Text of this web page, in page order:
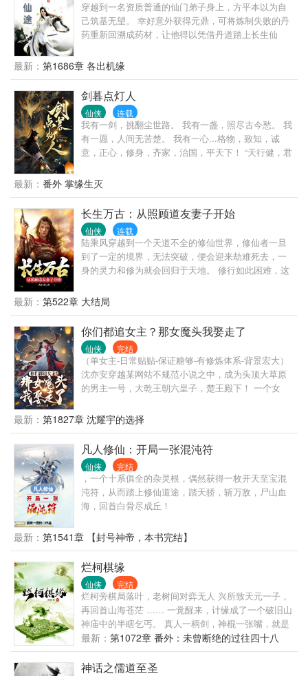
穿越到一名资质普通的仙门弟子身上，方平本以为自
己筑基无望。 幸好意外获得元鼎，可将炼制失败的丹
药重新回溯成药材，让他得以凭借丹道踏上长生仙
仙道的传说。 传统凡人流，修行境界：练气、筑基、
金丹、元婴、化神。
最新： 第1686章 各出机缘
剑暮点灯人
仙侠 连载
我有一剑，挑翻尘世路。 我有一盏，照尽古今愁。 我
有一愿，人间无苦楚。 我有一心...格物，致知，诚
意，正心，修身，齐家，治国，平天下！ “天行健，君
了摇手中的钱盅，将铜钱洒落地上，而后摇了摇头。
“今日卦象不好，那便出门走走......”
最新： 番外 掌缘生灭
长生万古：从照顾道友妻子开始
仙侠 连载
陆乘风穿越到一个天道不全的修仙世界，修仙者一旦
到了一定的境界，无法突破，便会迎来劫难死去，一
身的灵力和修为就会回归于天地。 修行如此困难，这
机。 陆乘风虽然有雄心壮志，但奈何资质奇差，只能
于凡尘中打滚，虚度光阴。 但好在天不绝人，有一天
陆乘风忽然发现父母死后留下的破珠子，居然内藏一
界，可种植万物……并且还能快速生长。 修仙界珍贵
无比的上古功法和上古法宝，在他手中如同破铜烂
铁，触手可得。 于是修仙界中多了一名靠着猥琐发育
的修仙者。 并且心中一直坚持着一个信念，不无敌，
不到迫不得已绝不出世！ 多年后，陆乘风已经苟成了
一个无比恐怖的势力，几乎每个顶尖势力都有陆家的
影子，因此也得罪了许多古老家族， 这天，有神皇感
应到后世子孙悲痛的召唤，跨越时空，手托一界，准
备要灭掉陆家，为自己的后代报仇，结果却被陆乘风
随手一剑诛杀。 顿时，万族惊骇，大佬们瑟瑟发抖，
陆家老祖简直恐怖如斯!
最新： 第522章 大结局
你们都追女主？那女魔头我娶走了
仙侠 完结
（单女主-日常贴贴-保证糖够-有修炼体系-背景宏大）
沈亦安穿越某网站不规范小说之中，成为头顶大草原
的男主一号，大乾王朝六皇子，楚王殿下！ 一个女
战士的亵渎！ 好好好，你们都去追女主，你们都喜欢
草原放牧，都喜欢策马奔腾。 那女魔头我就娶走了。
你们还在为女主争风吃醋时，女魔头已经在我怀里哼
哼唧唧让我别欺负她。 你们以为自己即将成功时，女
魔头已经和我结婚一周年。 女主突然找上门？ 我直接
化身纯爱判官，反手就是一个大鼻窦。 抱歉，本人对
绿色有暴躁症，习惯性出手。
最新： 第1827章 沈耀宇的选择
凡人修仙：开局一张混沌符
仙侠 完结
，一个十系俱全的杂灵根，偶然获得一枚开天至宝混
沌符，从而踏上修仙道途，踏天骄，斩万敌，尸山血
海，回首白骨尽成丘！
最新： 第1541章 【封号神帝，本书完结】
烂柯棋缘
仙侠 完结
烂柯旁棋局落叶，老树间对弈无人 兴所致天元一子，
再回首山海苍茫 …… 一觉醒来，计缘成了一个破旧山
神庙中的半瞎乞丐。 真人一柄剑，神棍一张嘴，就是
计缘在这个可怕的世界安身立足的根本。 ———— 普
群号：563767909 VIP验证群号：1071336169（需要
全订截图）
最新： 第1072章 番外：未曾断绝的过往四十八
神话之儒道至圣